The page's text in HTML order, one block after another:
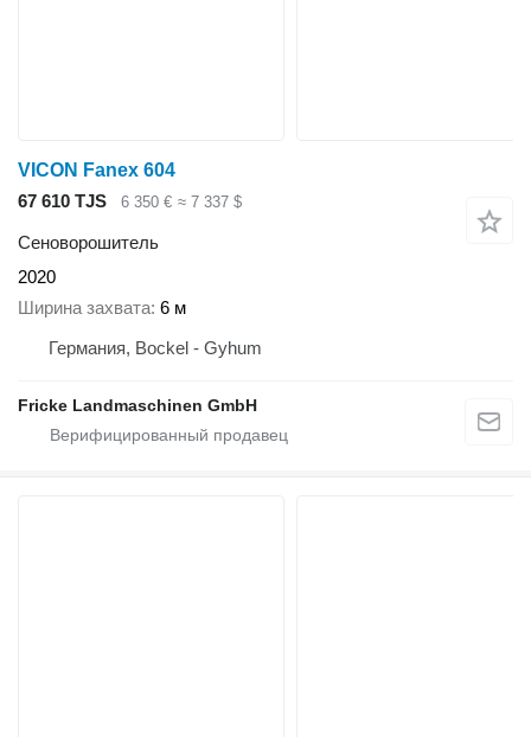
VICON Fanex 604
67 610 TJS
6 350 € ≈ 7 337 $
Сеноворошитель
2020
Ширина захвата 6 м
Германия, Bockel - Gyhum
Fricke Landmaschinen GmbH